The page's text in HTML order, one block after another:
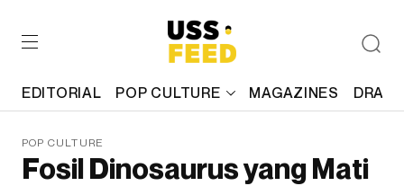
EDITORIAL POP CULTURE MAGAZINES
POP CULTURE
Fosil Dinosaurus yang Mati